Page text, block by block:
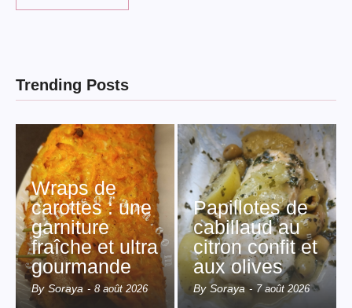
Trending Posts
Wraps de
carottes : une
garniture
fraîche et ultra
gourmande
By Soraya - 8 août 2026
Papillotes de
cabillaud au
citron confit et
aux olives
By Soraya - 7 août 2026